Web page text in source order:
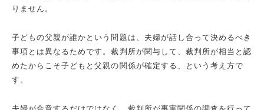
りません。
子どもの父親が誰かという問題は、夫婦が話し合って決めるべき
事項とは異なるためです。裁判所が関与して、裁判所が相当と認
めたからこそ子どもと父親の関係が確定する、という考え方で
す。
夫婦が合意するだけではなく、裁判所が事実関係の調査を行って